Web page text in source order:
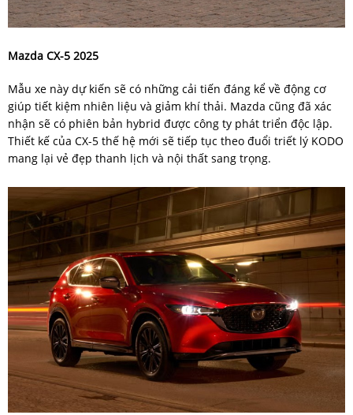
Mazda CX-5 2025
Mẫu xe này dự kiến sẽ có những cải tiến đáng kể về động cơ
giúp tiết kiệm nhiên liệu và giảm khí thải. Mazda cũng đã xác
nhận sẽ có phiên bản hybrid được công ty phát triển độc lập.
Thiết kế của CX-5 thế hệ mới sẽ tiếp tục theo đuổi triết lý KODO
mang lại vẻ đẹp thanh lịch và nội thất sang trọng.